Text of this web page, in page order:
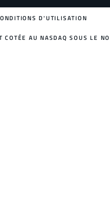
D'UTILISATION
COTÉE AU NASDAQ SOUS LE